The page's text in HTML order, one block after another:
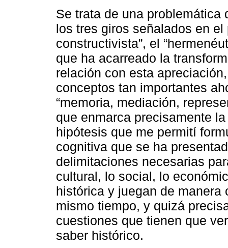
Se trata de una problemática
los tres giros señalados en
constructivista”, el
que ha acarreado la
relación con esta
conceptos tan importantes
“memoria, mediación,
que enmarca precisamente
hipótesis que me permití
cognitiva que se ha
delimitaciones necesarias
cultural, lo social, lo
histórica y juegan de
mismo tiempo, y quizá
cuestiones que tienen que
saber histórico.